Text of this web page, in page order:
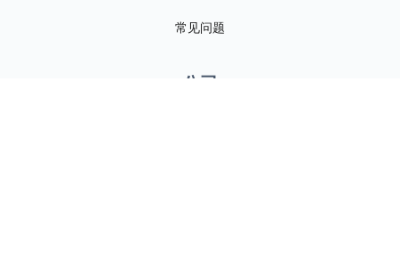
常见问题
公司